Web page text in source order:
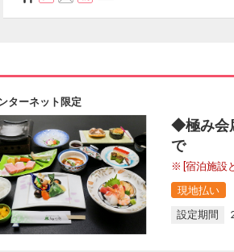
ターネット限定
◆極み会
で
[宿泊施設
現地払い
設定期間